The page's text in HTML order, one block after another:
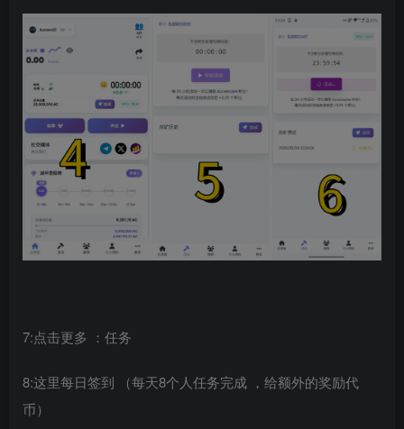
7:点击更多 ：任务
8:这里每日签到 （每天8个人任务完成 ，给额外的奖励代
币）